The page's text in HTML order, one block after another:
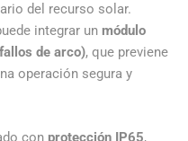
del recurso solar.
integrar un módulo
de arco), que previene
operación segura y
con protección IP65,